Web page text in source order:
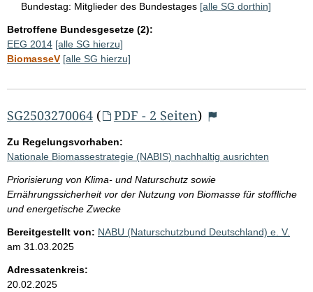
Bundestag: Mitglieder des Bundestages [alle SG dorthin]
Betroffene Bundesgesetze (2):
EEG 2014 [alle SG hierzu]
BiomasseV [alle SG hierzu]
SG2503270064 ( PDF - 2 Seiten)
Zu Regelungsvorhaben:
Nationale Biomassestrategie (NABIS) nachhaltig ausrichten
Priorisierung von Klima- und Naturschutz sowie
Ernährungssicherheit vor der Nutzung von Biomasse für stoffliche
und energetische Zwecke
Bereitgestellt von: NABU (Naturschutzbund Deutschland) e. V.
am 31.03.2025
Adressatenkreis:
20.02.2025